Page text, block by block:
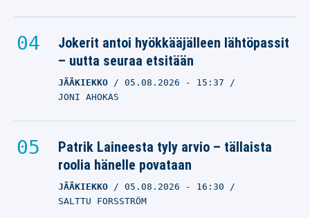
Jokerit antoi hyökkääjälleen lähtöpassit
– uutta seuraa etsitään
JÄÄKIEKKO 05.08.2026 - 15:37
JONI AHOKAS
Patrik Laineesta tyly arvio – tällaista
roolia hänelle povataan
JÄÄKIEKKO 05.08.2026 - 16:30
SALTTU FORSSTRÖM